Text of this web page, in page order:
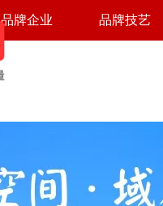
品牌企业 品牌技艺